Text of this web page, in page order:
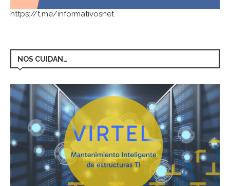
https://t.me/informativosnet
NOS CUIDAN…